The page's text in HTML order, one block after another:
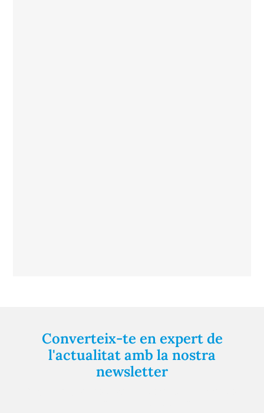
Converteix-te en expert de
l'actualitat amb la nostra
newsletter